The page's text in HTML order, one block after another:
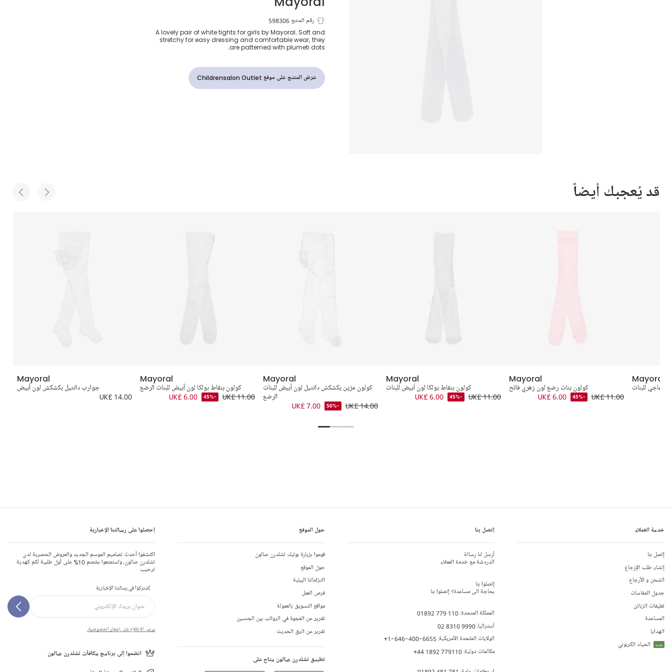
كولون بنقاط بلومتي لون
أبيض للبنات
رقم المنتج 598306
A lovely pair of white tights for girls by Mayoral. Soft and
stretchy for easy dressing and comfortable wear, they
are patterned with plumeti dots.
عرض المنتج على موقع Childrensalon Outlet
قد يُعجبك أيضاً
Mayoral
جوارب دانتيل بكشكش لون أبيض
UK£ 14.00
Mayoral
كولون بنقاط بولكا لون أبيض للبنات الرضع
UK£ 11.00
-45%
UK£ 6.00
Mayoral
كولون مزين بكشكش دانتيل لون أبيض للبنات
الرضع
UK£ 14.00
-50%
UK£ 7.00
Mayoral
كولون بنقاط بولكا لون أبيض للبنات
UK£ 11.00
-45%
UK£ 6.00
Mayoral
كولون بنات رضع لون زهري فاتح
UK£ 11.00
-45%
UK£ 6.00
Mayoral
عاجي للبنات
خدمة العملاء
إتصل بنا
إنشاء طلب الإرجاع
الشحن و الأرجاع
جدول المقاسات
تعليقات الزبائن
المساعدة
الهدايا
جديد الحياد الكربوني
إتصل بنا
أرسل لنا رسالة
الدردشة مع خدمة العملاء
إتصلوا بنا
بحاجة الى مساعدة؟ إتصلوا بنا
المملكة المتحدة:01892 779 110
أستراليا:02 8310 9990
الولايات المتّحدة الأمريكية: +1-646-400-6655
مكالمات دولية:+44 1892 779110
حول الموقع
قوموا بزيارة بوتيك تشلدرن صالون
حول الموقع
التزاماتنا البيئية
فرص العمل
مواقع التسويق بالعمولة
تقرير عن الفجوة في الرواتب بين الجنسين
تقرير عن الرق الحديث
تطبيق تشلدرن صالون متاح على
إحصلوا على رسالتنا الإخبارية
اكتشفوا أحدث تصاميم الموسم الجديد والعروض الحصرية لدى
تشلدرن صالون، واستمتعوا بخصم 10% على أول طلبية لكم كهدية
ترحيب
إشتركوا في رسالتنا الإخبارية
يرجى الاطلاع على إشعار الخصوصية.
انضموا إلى برنامج مكافآت تشلدرن صالون